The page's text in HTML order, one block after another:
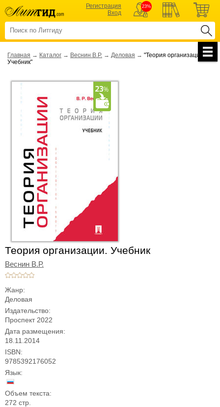
Регистрация
Вход
23%
Главная → Каталог → Веснин В.Р. → Деловая → "Теория организации.
Учебник"
Теория организации. Учебник
Веснин В.Р.
Жанр:
Деловая
Издательство:
Проспект 2022
Дата размещения:
18.11.2014
ISBN:
9785392176052
Язык:
Объем текста:
272 стр.